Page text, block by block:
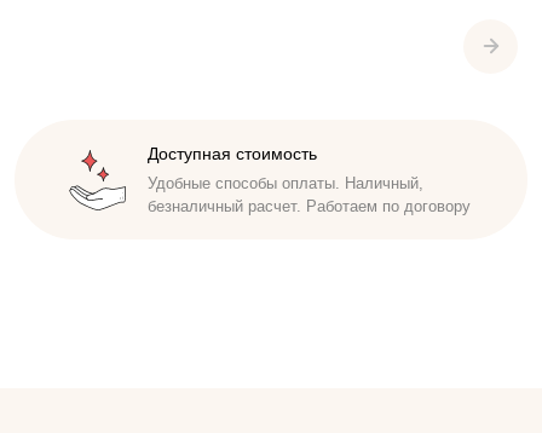
Доступная стоимость
Удобные способы оплаты. Наличный,
безналичный расчет. Работаем по договору